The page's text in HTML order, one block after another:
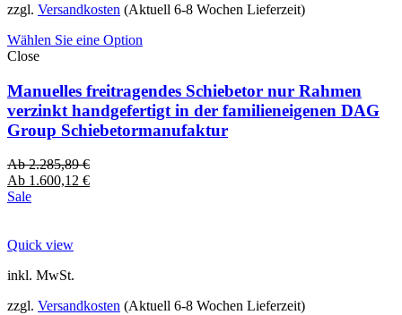
zzgl. Versandkosten (Aktuell 6-8 Wochen Lieferzeit)
Wählen Sie eine Option
Close
Manuelles freitragendes Schiebetor nur Rahmen
verzinkt handgefertigt in der familieneigenen DAG
Group Schiebetormanufaktur
Ab2.285,89€
Ab 1.600,12 €
Sale
Quick view
inkl. MwSt.
zzgl. Versandkosten (Aktuell 6-8 Wochen Lieferzeit)